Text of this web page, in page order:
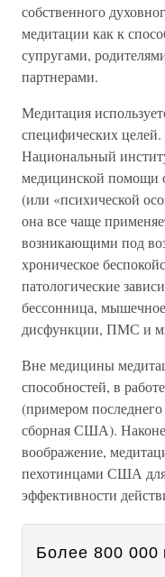
собственного
медитации как к
супругами,
партнерами.
Медитация
специфических
Национальный
медицинской помощи
(или «психической
она все чаще
возникающими под
хроническое
патологические
бессонница,
дисфункции, ПМС и
Вне медицины
способностей, в
(примером
сборная США).
воображение,
пехотинцами США для
эффективности
Более 800 000